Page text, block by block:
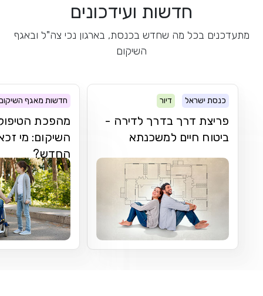
חדשות ועידכונים
מתעדכנים בכל מה שחדש בכנסת, בארגון נכי צה"ל ובאגף
השיקום
כנסת ישראל דיור
פריצת דרך בדרך לדירה -
ביטוח חיים למשכנתא
חדשות מאגף
מהפכת
השיקום: מי
החדש?